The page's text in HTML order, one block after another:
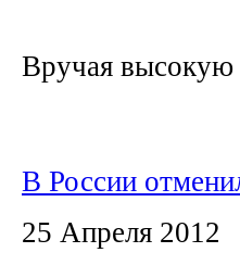
Вручая высокую
В России
25 Апреля 2012